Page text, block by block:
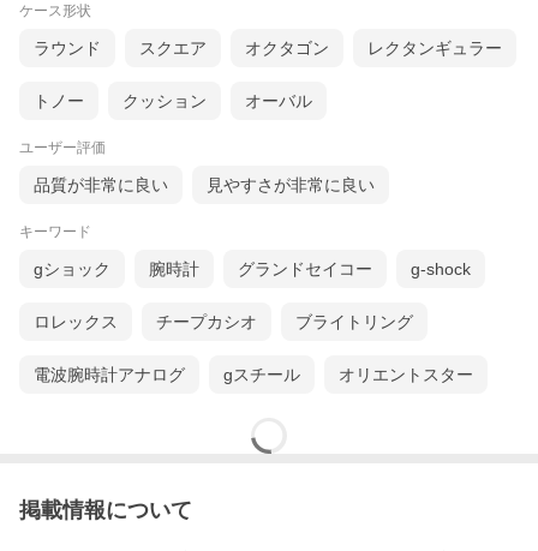
シリーズ名
UD (ユーディー)
ケース形状
ラウンド スクエア オクタゴン レクタンギュラー
トノー クッション オーバル
ユーザー評価
品質が非常に良い 見やすさが非常に良い
キーワード
gショック 腕時計 グランドセイコー g-shock
ロレックス チープカシオ ブライトリング
電波腕時計アナログ gスチール オリエントスター
掲載情報について